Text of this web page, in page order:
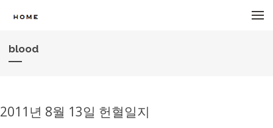
blood
2011년 8월 13일 헌혈일지